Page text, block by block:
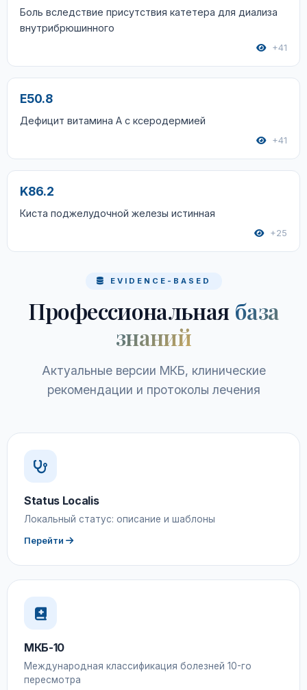
Боль вследствие присутствия катетера для диализа
внутрибрюшинного
+41
E50.8
Дефицит витамина А с ксеродермией
+41
K86.2
Киста поджелудочной железы истинная
+25
EVIDENCE-BASED
Профессиональная база
знаний
Актуальные версии МКБ, клинические
рекомендации и протоколы лечения
Status Localis
Локальный статус: описание и шаблоны
Перейти
МКБ-10
Международная классификация болезней 10-го
пересмотра